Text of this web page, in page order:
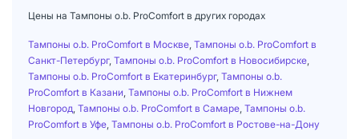
Цены на Тампоны o.b. ProComfort в других городах
Тампоны o.b. ProComfort в Москве Тампоны o.b. ProComfort в
Санкт-Петербург, Тампоны o.b. ProComfort в Новосибирске
Тампоны o.b. ProComfort в Екатеринбург, Тампоны o.b.
ProComfort в Казани Тампоны o.b. ProComfort в Нижнем
Новгород Тампоны o.b. ProComfort в Самаре Тампоны o.b.
ProComfort в Уфе Тампоны o.b. ProComfort в Ростове-на-Дону